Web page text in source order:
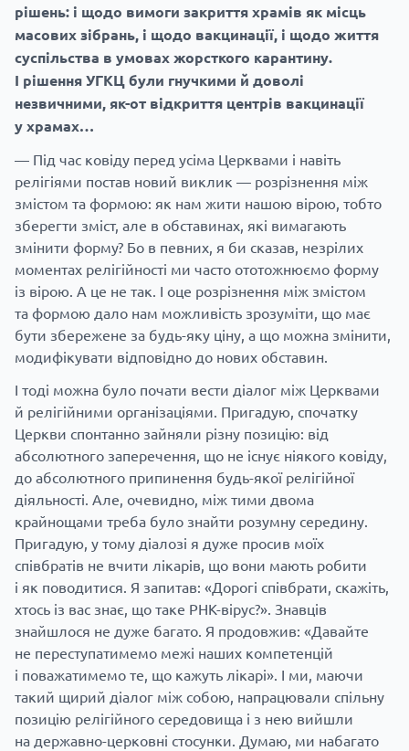
рішень: і щодо вимоги закриття храмів як місць
масових зібрань, і щодо вакцинації, і щодо життя
суспільства в умовах жорсткого карантину.
І рішення УГКЦ були гнучкими й доволі
незвичними, як-от відкриття центрів вакцинації
у храмах…
— Під час ковіду перед усіма Церквами і навіть
релігіями постав новий виклик — розрізнення між
змістом та формою: як нам жити нашою вірою, тобто
зберегти зміст, але в обставинах, які вимагають
змінити форму? Бо в певних, я би сказав, незрілих
моментах релігійності ми часто ототожнюємо форму
із вірою. А це не так. І оце розрізнення між змістом
та формою дало нам можливість зрозуміти, що має
бути збережене за будь-яку ціну, а що можна змінити,
модифікувати відповідно до нових обставин.
І тоді можна було почати вести діалог між Церквами
й релігійними організаціями. Пригадую, спочатку
Церкви спонтанно зайняли різну позицію: від
абсолютного заперечення, що не існує ніякого ковіду,
до абсолютного припинення будь-якої релігійної
діяльності. Але, очевидно, між тими двома
крайнощами треба було знайти розумну середину.
Пригадую, у тому діалозі я дуже просив моїх
співбратів не вчити лікарів, що вони мають робити
і як поводитися. Я запитав: «Дорогі співбрати, скажіть,
хтось із вас знає, що таке РНК-вірус?». Знавців
знайшлося не дуже багато. Я продовжив: «Давайте
не переступатимемо межі наших компетенцій
і поважатимемо те, що кажуть лікарі». І ми, маючи
такий щирий діалог між собою, напрацювали спільну
позицію релігійного середовища і з нею вийшли
на державно-церковні стосунки. Думаю, ми набагато